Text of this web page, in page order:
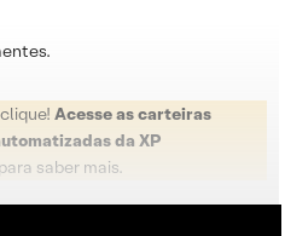
Acesse as carteiras
da XP
para saber mais.